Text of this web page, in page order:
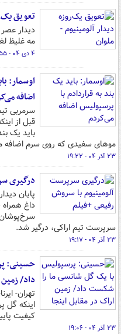
تعویق
دیدار
مه غلیظ
۴ دی ۰۴ - ۱۸:۵۵
اوسمار:
اضافه
سرمربی
قبل از
باید یک
موهای سفیدی که روی سرم اضافه
۲۳ آذر ۰۴ - ۱۹:۲۲
درگیری
پایان
داغ
سرپرست تیم اراکی، درگیر شد.
۲۳ آذر ۰۴ - ۱۹:۱۷
حسینی:
داد/
تهران-
اینکه گل
کیفیت
۲۳ آذر ۰۴ - ۱۹:۰۶